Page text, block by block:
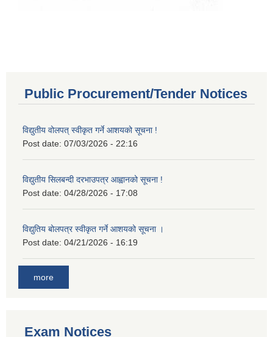
Public Procurement/Tender Notices
विद्युतीय वोलपत् स्वीकृत गर्ने आशयको सूचना !
Post date: 07/03/2026 - 22:16
विद्युतीय सिलबन्दी दरभाउपत्र आह्वानको सूचना !
Post date: 04/28/2026 - 17:08
विद्युतिय बोलपत्र स्वीकृत गर्ने आशयको सूचना ।
Post date: 04/21/2026 - 16:19
more
Exam Notices